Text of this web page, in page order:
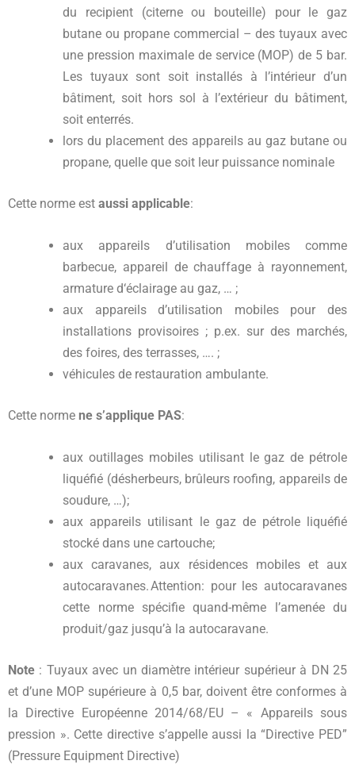
du recipient (citerne ou bouteille) pour le gaz
butane ou propane commercial – des tuyaux avec
une pression maximale de service (MOP) de 5 bar.
Les tuyaux sont soit installés à l’intérieur d’un
bâtiment, soit hors sol à l’extérieur du bâtiment,
soit enterrés.
lors du placement des appareils au gaz butane ou
propane, quelle que soit leur puissance nominale
Cette norme est aussi applicable:
aux appareils d’utilisation mobiles comme
barbecue, appareil de chauffage à rayonnement,
armature d‘éclairage au gaz, … ;
aux appareils d’utilisation mobiles pour des
installations provisoires ; p.ex. sur des marchés,
des foires, des terrasses, …. ;
véhicules de restauration ambulante.
Cette norme ne s’applique PAS:
aux outillages mobiles utilisant le gaz de pétrole
liquéfié (désherbeurs, brûleurs roofing, appareils de
soudure, …);
aux appareils utilisant le gaz de pétrole liquéfié
stocké dans une cartouche;
aux caravanes, aux résidences mobiles et aux
autocaravanes. Attention: pour les autocaravanes
cette norme spécifie quand-même l’amenée du
produit/gaz jusqu’à la autocaravane.
Note : Tuyaux avec un diamètre intérieur supérieur à DN 25
et d’une MOP supérieure à 0,5 bar, doivent être conformes à
la Directive Européenne 2014/68/EU – « Appareils sous
pression ». Cette directive s’appelle aussi la “Directive PED”
(Pressure Equipment Directive)